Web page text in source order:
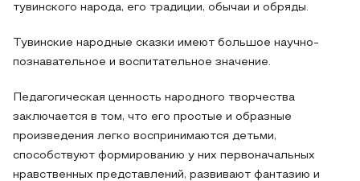
тувинского народа, его традиции, обычаи и обряды.
Тувинские народные сказки имеют большое научно-
познавательное и воспитательное значение.
Педагогическая ценность народного творчества
заключается в том, что его простые и образные
произведения легко воспринимаются детьми,
способствуют формированию у них первоначальных
нравственных представлений, развивают фантазию и